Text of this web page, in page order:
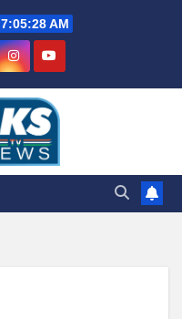
7:05:29 AM